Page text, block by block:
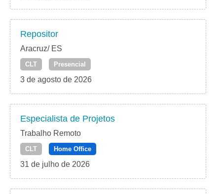
Repositor
Aracruz/ ES
CLT Presencial
3 de agosto de 2026
Especialista de Projetos
Trabalho Remoto
CLT Home Office
31 de julho de 2026